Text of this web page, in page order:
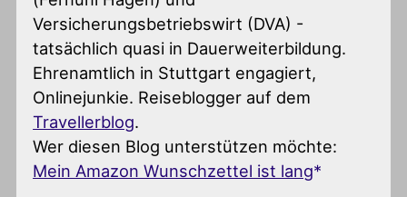
Versicherungsbetriebswirt (DVA) -
tatsächlich quasi in Dauerweiterbildung.
Ehrenamtlich in Stuttgart engagiert,
Onlinejunkie. Reiseblogger auf dem
Travellerblog.
Wer diesen Blog unterstützen möchte:
Mein Amazon Wunschzettel ist lang